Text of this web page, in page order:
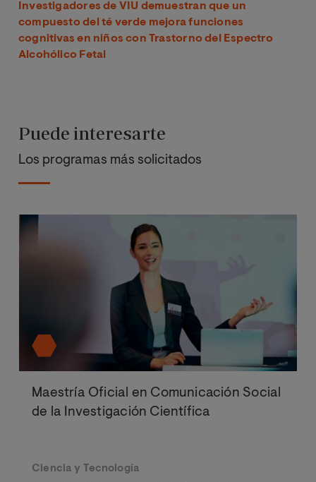
Investigadores de VIU demuestran que un
compuesto del té verde mejora funciones
cognitivas en niños con Trastorno del Espectro
Alcohólico Fetal
Puede interesarte
Los programas más solicitados
Maestría Oficial en Comunicación Social
de la Investigación Científica
Ciencia y Tecnología